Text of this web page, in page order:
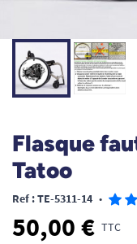
Flasque
Tatoo
Ref : TE-5311-14 •
50,00 € TTC